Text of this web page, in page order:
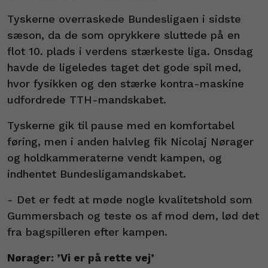
Tyskerne overraskede Bundesligaen i sidste
sæson, da de som oprykkere sluttede på en
flot 10. plads i verdens stærkeste liga. Onsdag
havde de ligeledes taget det gode spil med,
hvor fysikken og den stærke kontra-maskine
udfordrede TTH-mandskabet.
Tyskerne gik til pause med en komfortabel
føring, men i anden halvleg fik Nicolaj Nørager
og holdkammeraterne vendt kampen, og
indhentet Bundesligamandskabet.
- Det er fedt at møde nogle kvalitetshold som
Gummersbach og teste os af mod dem, lød det
fra bagspilleren efter kampen.
Nørager: ’Vi er på rette vej’